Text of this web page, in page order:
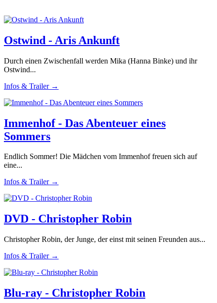
Ostwind - Aris Ankunft
Durch einen Zwischenfall werden Mika (Hanna Binke) und ihr
Ostwind...
Infos & Trailer →
Immenhof - Das Abenteuer eines
Sommers
Endlich Sommer! Die Mädchen vom Immenhof freuen sich auf
eine...
Infos & Trailer →
DVD - Christopher Robin
Christopher Robin, der Junge, der einst mit seinen Freunden aus...
Infos & Trailer →
Blu-ray - Christopher Robin